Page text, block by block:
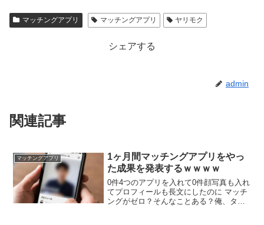
マッチングアプリの写真なら【オトフィー】
マッチングアプリ マッチングアプリ ヤリモク
シェアする
admin
関連記事
マッチングアプリ
1ヶ月間マッチングアプリをやっ
た成果を発表するｗｗｗｗ
0件4つのアプリを入れて0件顔写真も入れ
てプロフィールも長文にしたのに マッチ
ングがゼロ？そんなことある？俺、タッ